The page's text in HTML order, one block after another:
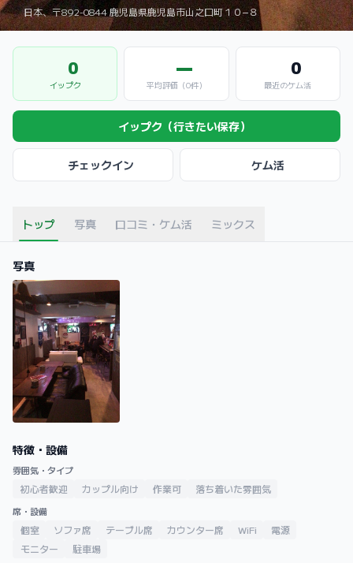
日本、〒892-0844 鹿児島県鹿児島市山之口町１０−８
0
イップク
—
平均評価（0件）
0
最近のケム活
イップク（行きたい保存）
チェックイン ケム活
トップ 写真 口コミ・ケム活 ミックス
写真
特徴・設備
雰囲気・タイプ
初心者歓迎 カップル向け 作業可 落ち着いた雰囲気
席・設備
個室 ソファ席 テーブル席 カウンター席 WiFi
電源
モニター
駐車場